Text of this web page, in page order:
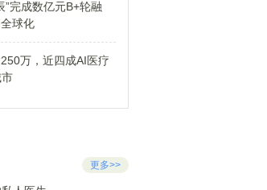
”完成数亿元B+轮融
球化
万，近四成AI医疗
更多>>